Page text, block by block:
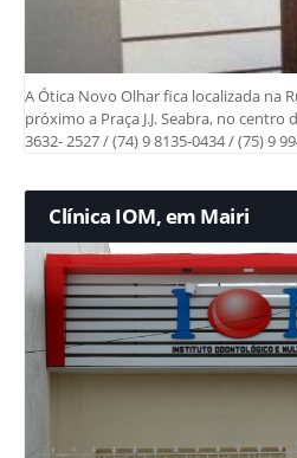
A Ótica Novo Olhar fica localizada na
próximo a Praça J.J. Seabra, no centro
3632- 2527 / (74) 9 8135-0434 / (75) 9
Clínica IOM, em Mairi